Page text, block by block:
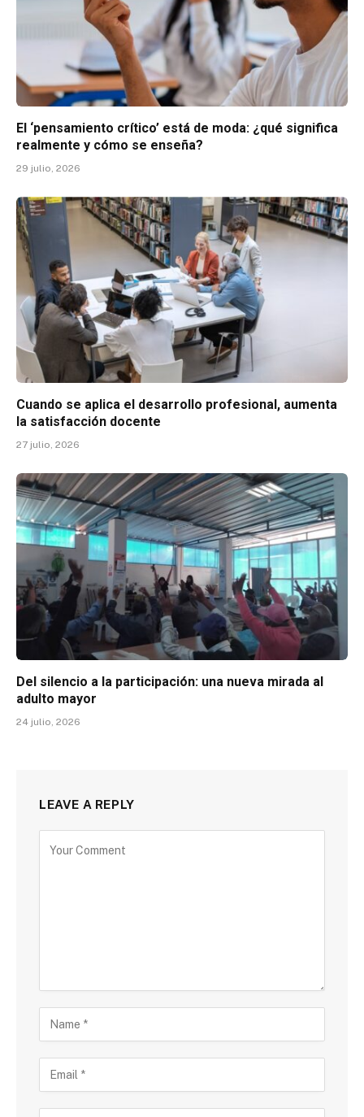
El ‘pensamiento crítico’ está de moda: ¿qué significa
realmente y cómo se enseña?
29 julio, 2026
Cuando se aplica el desarrollo profesional, aumenta
la satisfacción docente
27 julio, 2026
Del silencio a la participación: una nueva mirada al
adulto mayor
24 julio, 2026
LEAVE A REPLY